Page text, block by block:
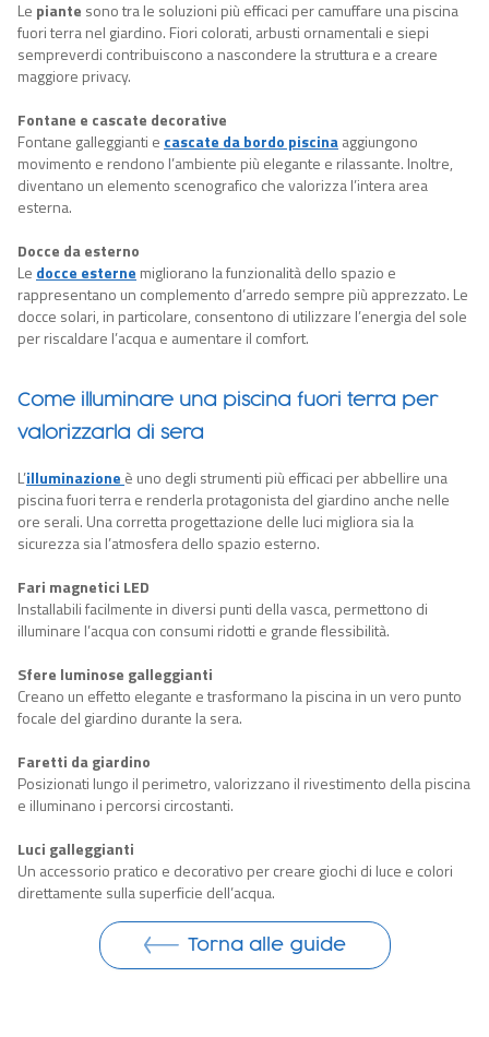
Le piante sono tra le soluzioni più efficaci per camuffare una piscina
fuori terra nel giardino. Fiori colorati, arbusti ornamentali e siepi
sempreverdi contribuiscono a nascondere la struttura e a creare
maggiore privacy.
Fontane e cascate decorative
Fontane galleggianti e cascate da bordo piscinaaggiungono
movimento e rendono l’ambiente più elegante e rilassante. Inoltre,
diventano un elemento scenografico che valorizza l’intera area
esterna.
Docce da esterno
Le docce esterne migliorano la funzionalità dello spazio e
rappresentano un complemento d’arredo sempre più apprezzato. Le
docce solari, in particolare, consentono di utilizzare l’energia del sole
per riscaldare l’acqua e aumentare il comfort.
Come illuminare una piscina fuori terra per
valorizzarla di sera
L’illuminazione è uno degli strumenti più efficaci per abbellire una
piscina fuori terra e renderla protagonista del giardino anche nelle
ore serali. Una corretta progettazione delle luci migliora sia la
sicurezza sia l’atmosfera dello spazio esterno.
Fari magnetici LED
Installabili facilmente in diversi punti della vasca, permettono di
illuminare l’acqua con consumi ridotti e grande flessibilità.
Sfere luminose galleggianti
Creano un effetto elegante e trasformano la piscina in un vero punto
focale del giardino durante la sera.
Faretti da giardino
Posizionati lungo il perimetro, valorizzano il rivestimento della piscina
e illuminano i percorsi circostanti.
Luci galleggianti
Un accessorio pratico e decorativo per creare giochi di luce e colori
direttamente sulla superficie dell’acqua.
Torna alle guide